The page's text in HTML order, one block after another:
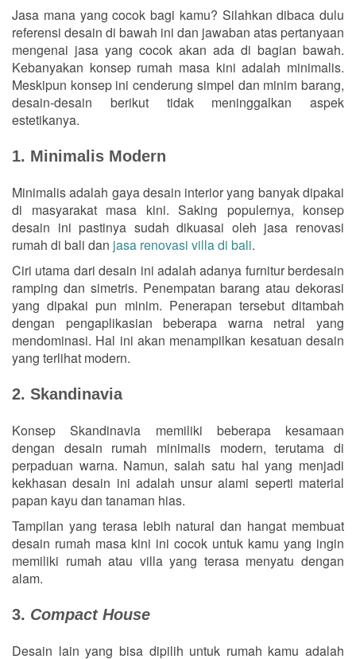
Jasa mana yang cocok bagi kamu? Silahkan dibaca dulu
referensi desain di bawah ini dan jawaban atas pertanyaan
mengenai jasa yang cocok akan ada di bagian bawah.
Kebanyakan konsep rumah masa kini adalah minimalis.
Meskipun konsep ini cenderung simpel dan minim barang,
desain-desain berikut tidak meninggalkan aspek
estetikanya.
1. Minimalis Modern
Minimalis adalah gaya desain interior yang banyak dipakai
di masyarakat masa kini. Saking populernya, konsep
desain ini pastinya sudah dikuasai oleh jasa renovasi
rumah di bali dan jasa renovasi villa di bali.
Ciri utama dari desain ini adalah adanya furnitur berdesain
ramping dan simetris. Penempatan barang atau dekorasi
yang dipakai pun minim. Penerapan tersebut ditambah
dengan pengaplikasian beberapa warna netral yang
mendominasi. Hal ini akan menampilkan kesatuan desain
yang terlihat modern.
2. Skandinavia
Konsep Skandinavia memiliki beberapa kesamaan
dengan desain rumah minimalis modern, terutama di
perpaduan warna. Namun, salah satu hal yang menjadi
kekhasan desain ini adalah unsur alami seperti material
papan kayu dan tanaman hias.
Tampilan yang terasa lebih natural dan hangat membuat
desain rumah masa kini ini cocok untuk kamu yang ingin
memiliki rumah atau villa yang terasa menyatu dengan
alam.
3. Compact House
Desain lain yang bisa dipilih untuk rumah kamu adalah